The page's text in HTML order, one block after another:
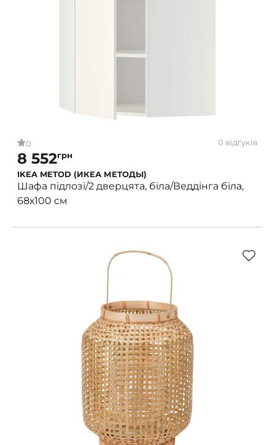
0 0 відгуків
8 552грн
IKEA METOD (ИКЕА МЕТОДЫ)
Шафа підлозі/2 дверцята, біла/Веддінга біла,
68х100 см